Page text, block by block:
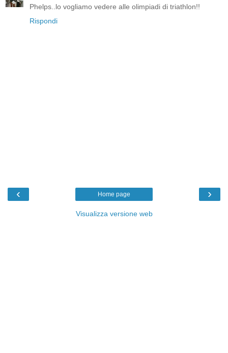
Phelps..lo vogliamo vedere alle olimpiadi di triathlon!!
Rispondi
‹ ›
Home page
Visualizza versione web